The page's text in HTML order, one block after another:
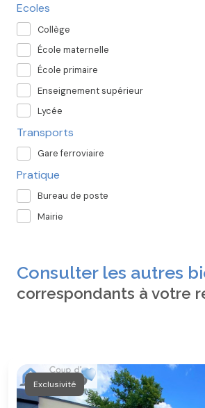
Ecoles
Collège
École maternelle
École primaire
Enseignement supérieur
Lycée
Transports
Gare ferroviaire
Pratique
Bureau de poste
Mairie
Consulter les autres
correspondants à votre
Exclusivité